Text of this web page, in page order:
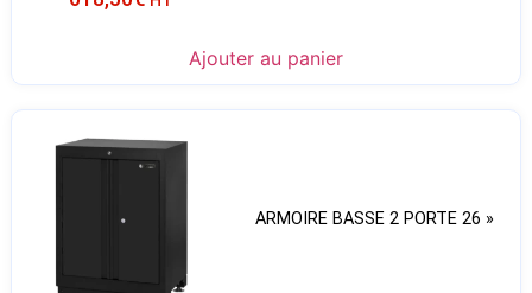
Ajouter au panier
ARMOIRE BASSE 2 PORTE 26 »